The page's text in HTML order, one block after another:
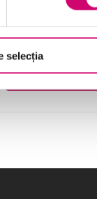
selecția
potențialilor
Vezi Detalii